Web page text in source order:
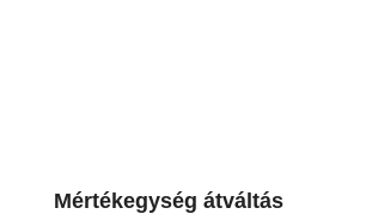
Mértékegység átváltás